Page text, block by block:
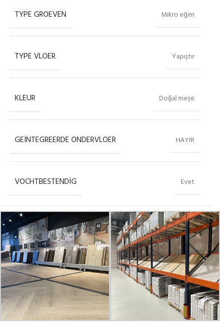
TYPE GROEVEN Mikro eğim
TYPE VLOER Yapıştır
KLEUR Doğal meşe
GEÏNTEGREERDE ONDERVLOER HAYIR
VOCHTBESTENDIG Evet